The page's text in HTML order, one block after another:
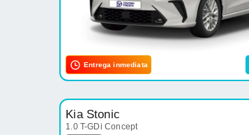
Entrega inmediata
Kia Stonic
1.0 T-GDi Concept